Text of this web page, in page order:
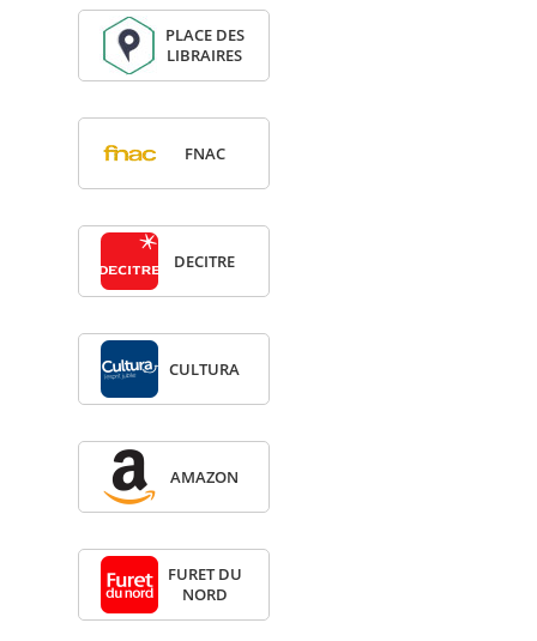
PLACE DES
LIBRAIRES
FNAC
DECITRE
CULTURA
AMA­ZON
FURET DU
NORD